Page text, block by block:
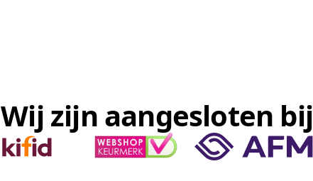
Wij zijn aangesloten bij